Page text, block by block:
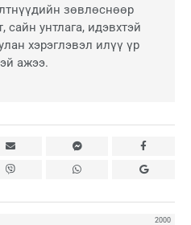
зөвлөснөөр
сайн унтлага, идэвхтэй
хэрэглэвэл илүү үр
ажээ.
2000